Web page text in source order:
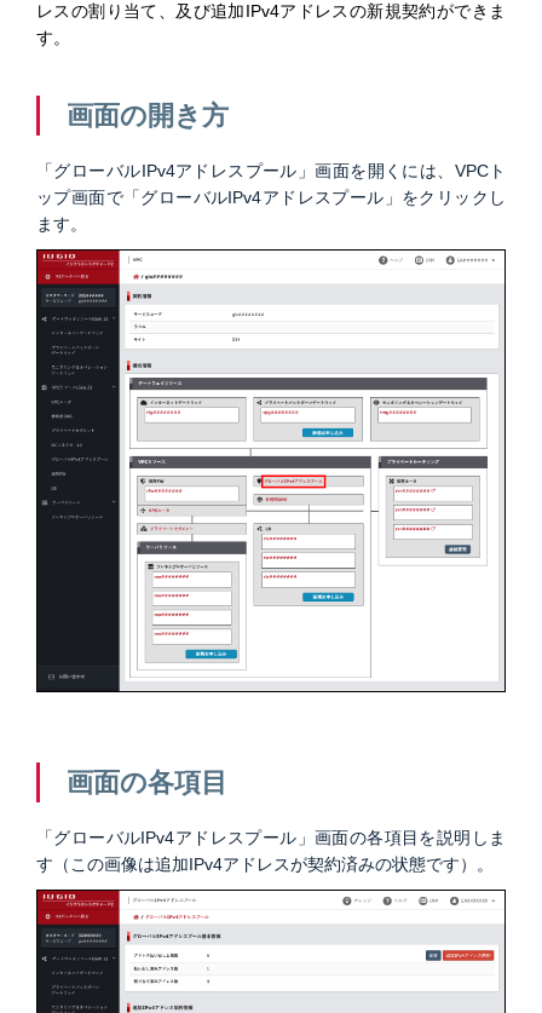
レスの割り当て、及び追加IPv4アドレスの新規契約ができま
す。
画面の開き方
「グローバルIPv4アドレスプール」画面を開くには、VPCト
ップ画面で「グローバルIPv4アドレスプール」をクリックし
ます。
画面の各項目
「グローバルIPv4アドレスプール」画面の各項目を説明しま
す（この画像は追加IPv4アドレスが契約済みの状態です）。